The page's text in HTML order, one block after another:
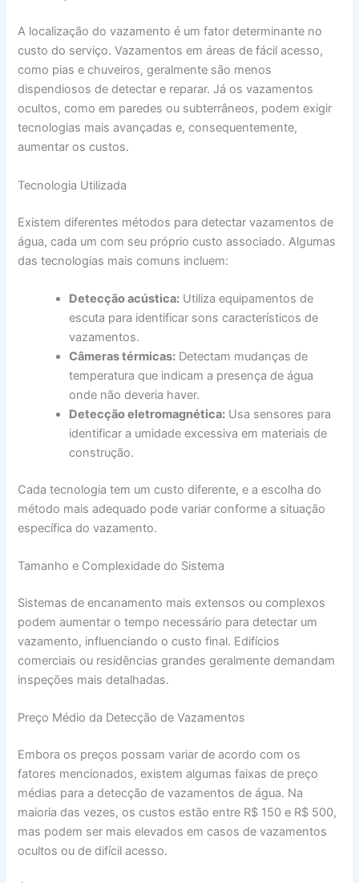
A localização do vazamento é um fator determinante no
custo do serviço. Vazamentos em áreas de fácil acesso,
como pias e chuveiros, geralmente são menos
dispendiosos de detectar e reparar. Já os vazamentos
ocultos, como em paredes ou subterrâneos, podem exigir
tecnologias mais avançadas e, consequentemente,
aumentar os custos.
Tecnologia Utilizada
Existem diferentes métodos para detectar vazamentos de
água, cada um com seu próprio custo associado. Algumas
das tecnologias mais comuns incluem:
Detecção acústica: Utiliza equipamentos de
escuta para identificar sons característicos de
vazamentos.
Câmeras térmicas: Detectam mudanças de
temperatura que indicam a presença de água
onde não deveria haver.
Detecção eletromagnética: Usa sensores para
identificar a umidade excessiva em materiais de
construção.
Cada tecnologia tem um custo diferente, e a escolha do
método mais adequado pode variar conforme a situação
específica do vazamento.
Tamanho e Complexidade do Sistema
Sistemas de encanamento mais extensos ou complexos
podem aumentar o tempo necessário para detectar um
vazamento, influenciando o custo final. Edifícios
comerciais ou residências grandes geralmente demandam
inspeções mais detalhadas.
Preço Médio da Detecção de Vazamentos
Embora os preços possam variar de acordo com os
fatores mencionados, existem algumas faixas de preço
médias para a detecção de vazamentos de água. Na
maioria das vezes, os custos estão entre R$ 150 e R$ 500,
mas podem ser mais elevados em casos de vazamentos
ocultos ou de difícil acesso.